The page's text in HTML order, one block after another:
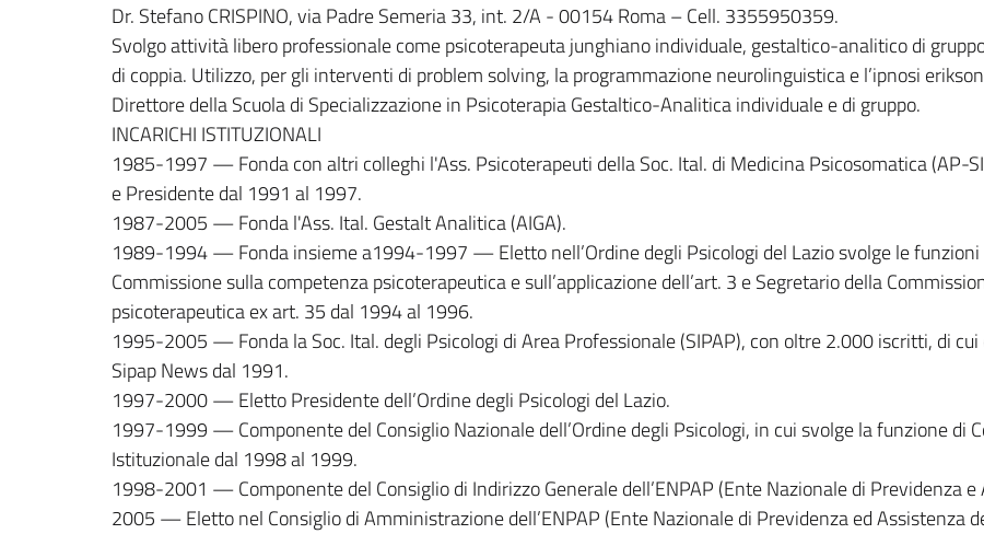
Dr. Stefano CRISPINO, via Padre Semeria 33, int. 2/A - 00154 Roma – Cell. 3355950359.
Svolgo attività libero professionale come psicoterapeuta junghiano individuale, gestaltico-analitico di
di coppia. Utilizzo, per gli interventi di problem solving, la programmazione neurolinguistica e l’ipnosi
Direttore della Scuola di Specializzazione in Psicoterapia Gestaltico-Analitica individuale e di gruppo.
INCARICHI ISTITUZIONALI
1985-1997 — Fonda con altri colleghi l'Ass. Psicoterapeuti della Soc. Ital. di Medicina Psicosomatica (AP-
e Presidente dal 1991 al 1997.
1987-2005 — Fonda l'Ass. Ital. Gestalt Analitica (AIGA).
1989-1994 — Fonda insieme a1994-1997 — Eletto nell’Ordine degli Psicologi del Lazio svolge le funzioni
Commissione sulla competenza psicoterapeutica e sull’applicazione dell’art. 3 e Segretario della
psicoterapeutica ex art. 35 dal 1994 al 1996.
1995-2005 — Fonda la Soc. Ital. degli Psicologi di Area Professionale (SIPAP), con oltre 2.000 iscritti, di
Sipap News dal 1991.
1997-2000 — Eletto Presidente dell’Ordine degli Psicologi del Lazio.
1997-1999 — Componente del Consiglio Nazionale dell’Ordine degli Psicologi, in cui svolge la funzione di
Istituzionale dal 1998 al 1999.
1998-2001 — Componente del Consiglio di Indirizzo Generale dell’ENPAP (Ente Nazionale di Previdenza e
2005 — Eletto nel Consiglio di Amministrazione dell’ENPAP (Ente Nazionale di Previdenza ed Assistenza